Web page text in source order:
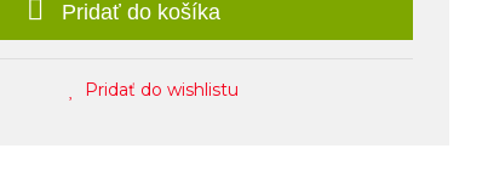
Pridať do košíka
Pridať do wishlistu